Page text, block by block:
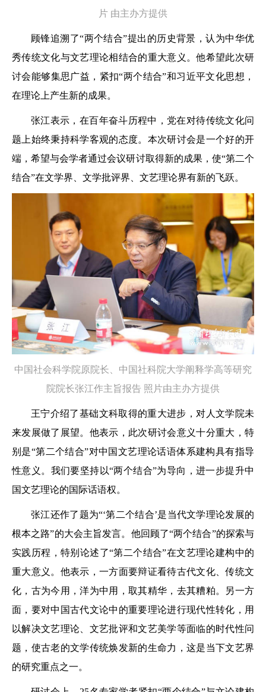
片 由主办方提供
顾锋追溯了“两个结合”提出的历史背景，认为中华优
秀传统文化与文艺理论相结合的重大意义。他希望此次研
讨会能够集思广益，紧扣“两个结合”和习近平文化思想，
在理论上产生新的成果。
张江表示，在百年奋斗历程中，党在对待传统文化问
题上始终秉持科学客观的态度。本次研讨会是一个好的开
端，希望与会学者通过会议研讨取得新的成果，使“第二个
结合”在文学界、文学批评界、文艺理论界有新的飞跃。
中国社会科学院原院长、中国社科院大学阐释学高等研究
院院长张江作主旨报告 照片由主办方提供
王宁介绍了基础文科取得的重大进步，对人文学院未
来发展做了展望。他表示，此次研讨会意义十分重大，特
别是“第二个结合”对中国文艺理论话语体系建构具有指导
性意义。我们要坚持以“两个结合”为导向，进一步提升中
国文艺理论的国际话语权。
张江还作了题为“‘第二个结合’是当代文学理论发展的
根本之路”的大会主旨发言。他回顾了“两个结合”的探索与
实践历程，特别论述了“第二个结合”在文艺理论建构中的
重大意义。他表示，一方面要辩证看待古代文化、传统文
化，古为今用，洋为中用，取其精华，去其糟粕。另一方
面，要对中国古代文论中的重要理论进行现代性转化，用
以解决文艺理论、文艺批评和文艺美学等面临的时代性问
题，使古老的文学传统焕发新的生命力，这是当下文艺界
的研究重点之一。